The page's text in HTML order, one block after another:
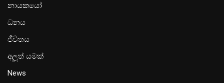
නායකයෝ
ධනය
ජීවිතය
අලූත් යමක්
News